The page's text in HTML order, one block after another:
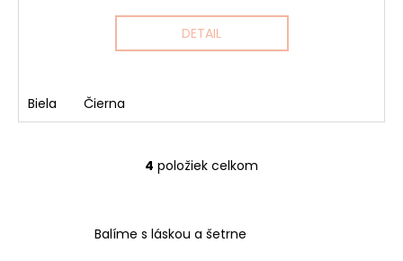
DETAIL
Biela Čierna
O
á
4 položiek celkom
Balíme s láskou a šetrne